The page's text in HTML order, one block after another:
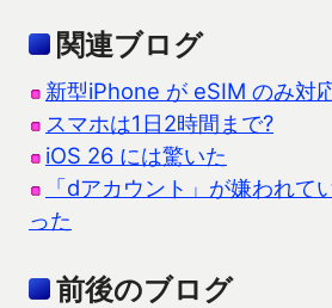
関連ブログ
新型iPhone が eSIM のみ対
スマホは1日2時間まで?
iOS 26 には驚いた
「dアカウント」が嫌われて
った
前後のブログ